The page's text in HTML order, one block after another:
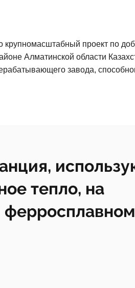
крупномасштабный проект по
Алматинской области
завода,
тепло, на
ферросплавном